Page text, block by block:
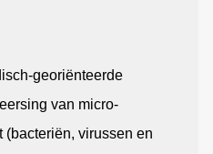
georiënteerde
van micro-
virussen en